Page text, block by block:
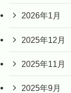
2026年1月
2025年12月
2025年11月
2025年9月